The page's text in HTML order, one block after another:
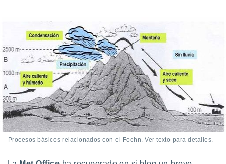
más
nuestra
y
de
disponible
Procesos básicos relacionados con el Foehn. Ver texto para detalles.